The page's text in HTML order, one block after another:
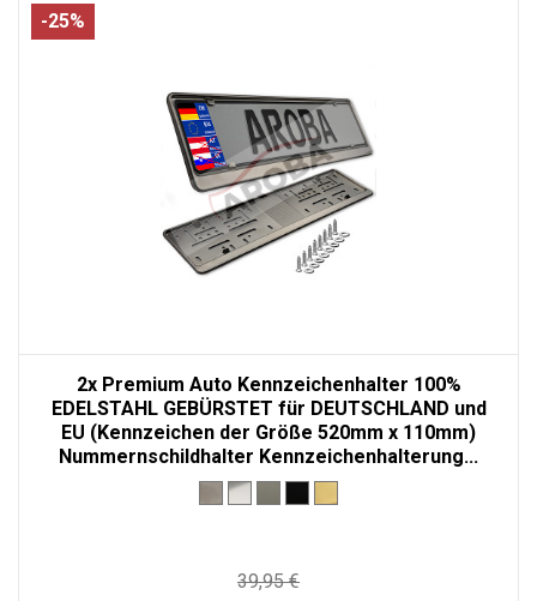
-25%
2x Premium Auto Kennzeichenhalter 100%
EDELSTAHL GEBÜRSTET für DEUTSCHLAND und
EU (Kennzeichen der Größe 520mm x 110mm)
Nummernschildhalter Kennzeichenhalterung...
39,95 €